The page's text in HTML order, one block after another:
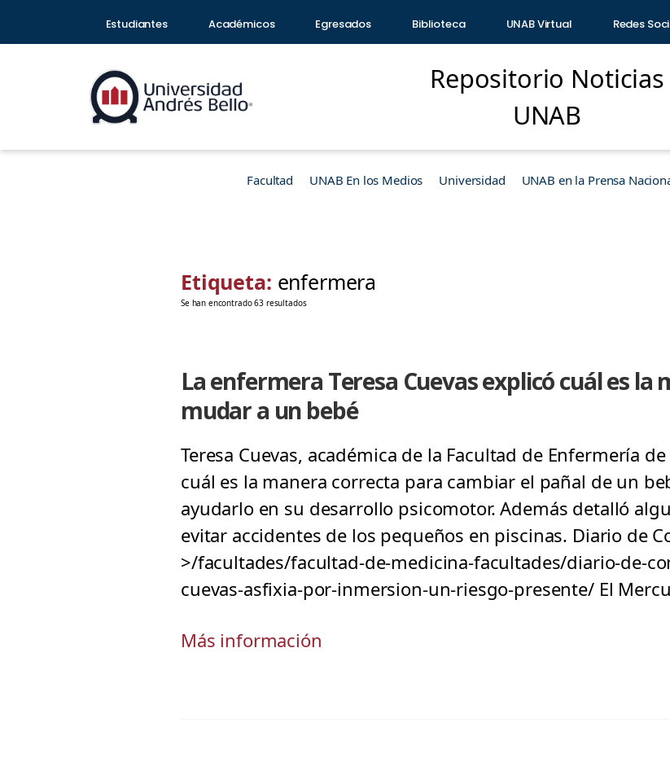
Estudiantes Académicos Egresados Biblioteca UNAB Virtual Redes
Repositorio Noticias
UNAB
Facultad UNAB En los Medios Universidad UNAB en la Prensa
Etiqueta: enfermera
Se han encontrado 63 resultados
La enfermera Teresa Cuevas explicó cuál es la
mudar a un bebé
Teresa Cuevas, académica de la Facultad de Enfermería
cuál es la manera correcta para cambiar el pañal de un
ayudarlo en su desarrollo psicomotor. Además detalló
evitar accidentes de los pequeños en piscinas. Diario de
>/facultades/facultad-de-medicina-facultades/diario-de-
cuevas-asfixia-por-inmersion-un-riesgo-presente/ El
Más información